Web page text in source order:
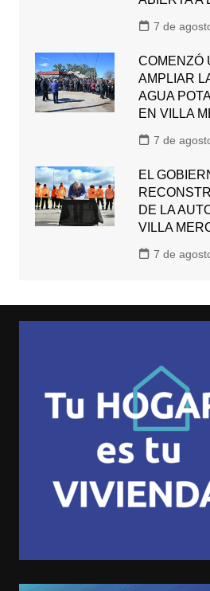
7 de
COMENZÓ
AMPLIAR
AGUA
EN VILLA
7 de
EL
DE LA
VILLA
7 de